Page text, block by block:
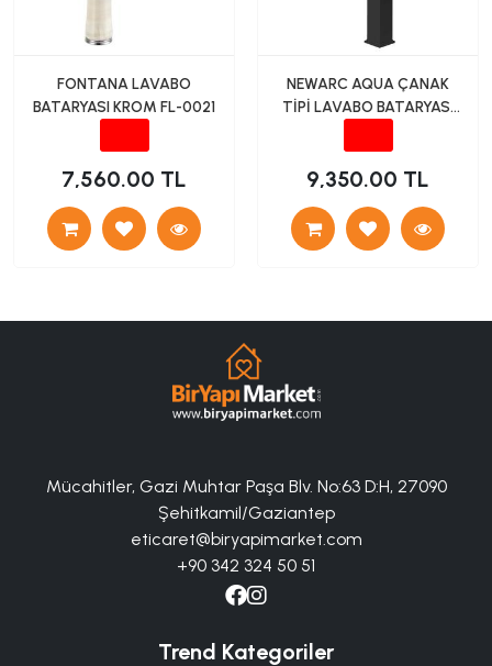
FONTANA LAVABO
BATARYASI KROM FL-0021
7,560.00 TL
NEWARC AQUA ÇANAK
TİPİ LAVABO BATARYASI
9,350.00 TL
Mücahitler, Gazi Muhtar Paşa Blv. No:63 D:H, 27090
Şehitkamil/Gaziantep
eticaret@biryapimarket.com
+90 342 324 50 51
Trend Kategoriler